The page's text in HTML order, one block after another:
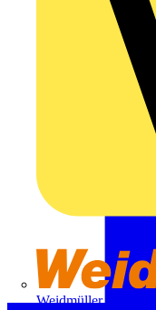
Weidmüller